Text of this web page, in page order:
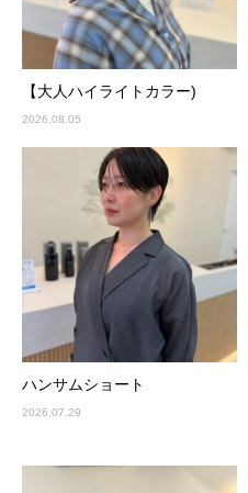
【大人ハイライトカラー)
2026.08.05
ハンサムショート
2026.07.29